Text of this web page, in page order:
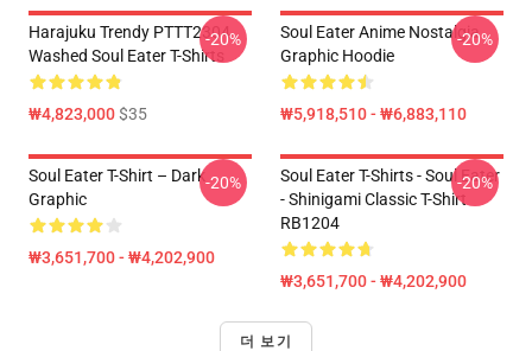
Harajuku Trendy PTTT2304
Washed Soul Eater T-Shirts
₩4,823,000$35
-20%
Soul Eater Anime Nostalgia
Graphic Hoodie
₩5,918,510 - ₩6,883,110
-20%
Soul Eater T-Shirt – Dark
Graphic
₩3,651,700 - ₩4,202,900
-20%
Soul Eater T-Shirts - Soul Eater
- Shinigami Classic T-Shirt
RB1204
₩3,651,700 - ₩4,202,900
-20%
더 보기